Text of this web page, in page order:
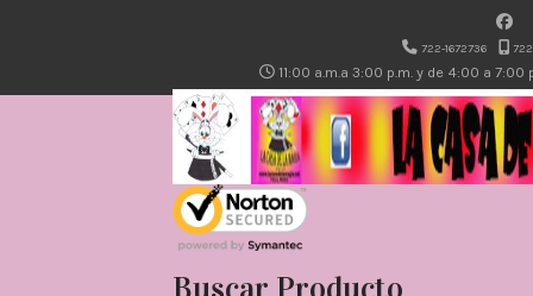
722-1672736
11:00 a.m.a 3:00 p.m. y de 4:00 a 7:00